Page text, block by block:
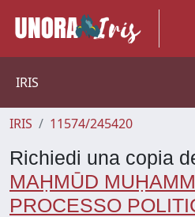
IRIS
IRIS 11574/245420
Richiedi una copia
MAḤMŪD
PROCESSO